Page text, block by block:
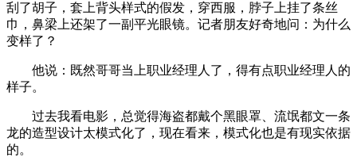
刮了胡子，套上背头样式的假发，穿西服，脖子上挂了条丝
巾，鼻梁上还架了一副平光眼镜。记者朋友好奇地问：为什么
变样了？
他说：既然哥哥当上职业经理人了，得有点职业经理人的
样子。
过去我看电影，总觉得海盗都戴个黑眼罩、流氓都文一条
龙的造型设计太模式化了，现在看来，模式化也是有现实依据
的。